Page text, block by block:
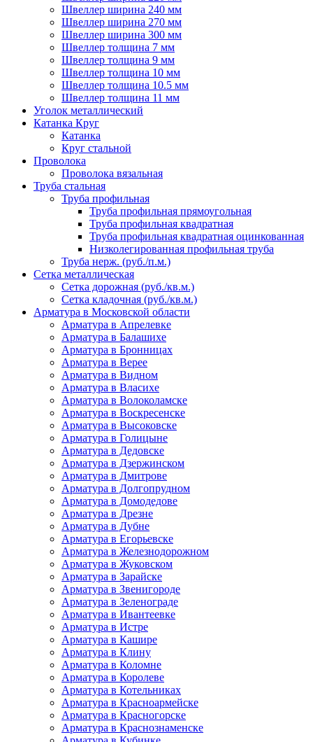
Швеллер ширина 240 мм
Швеллер ширина 270 мм
Швеллер ширина 300 мм
Швеллер толщина 7 мм
Швеллер толщина 9 мм
Швеллер толщина 10 мм
Швеллер толщина 10.5 мм
Швеллер толщина 11 мм
Уголок металлический
Катанка Круг
Катанка
Круг стальной
Проволока
Проволока вязальная
Труба стальная
Труба профильная
Труба профильная прямоугольная
Труба профильная квадратная
Труба профильная квадратная оцинкованная
Низколегированная профильная труба
Труба нерж. (руб./п.м.)
Сетка металлическая
Сетка дорожная (руб./кв.м.)
Сетка кладочная (руб./кв.м.)
Арматура в Московской области
Арматура в Апрелевке
Арматура в Балашихе
Арматура в Бронницах
Арматура в Верее
Арматура в Видном
Арматура в Власихе
Арматура в Волоколамске
Арматура в Воскресенске
Арматура в Высоковске
Арматура в Голицыне
Арматура в Дедовске
Арматура в Дзержинском
Арматура в Дмитрове
Арматура в Долгопрудном
Арматура в Домодедове
Арматура в Дрезне
Арматура в Дубне
Арматура в Егорьевске
Арматура в Железнодорожном
Арматура в Жуковском
Арматура в Зарайске
Арматура в Звенигороде
Арматура в Зеленограде
Арматура в Ивантеевке
Арматура в Истре
Арматура в Кашире
Арматура в Клину
Арматура в Коломне
Арматура в Королеве
Арматура в Котельниках
Арматура в Красноармейске
Арматура в Красногорске
Арматура в Краснознаменске